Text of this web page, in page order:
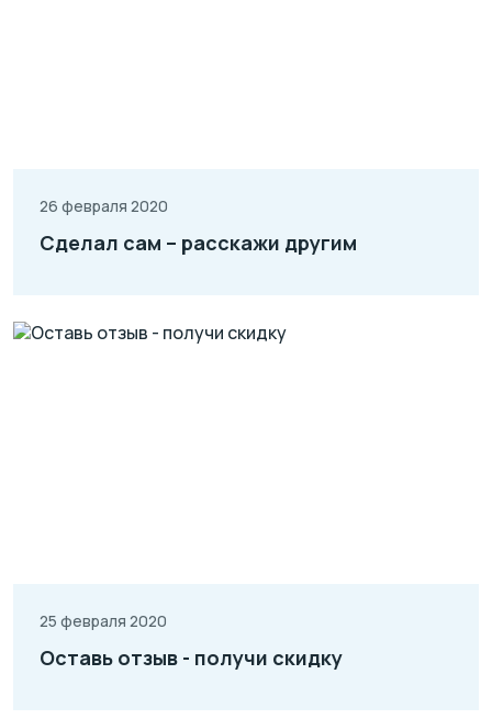
26 февраля 2020
Сделал сам – расскажи другим
25 февраля 2020
Оставь отзыв - получи скидку